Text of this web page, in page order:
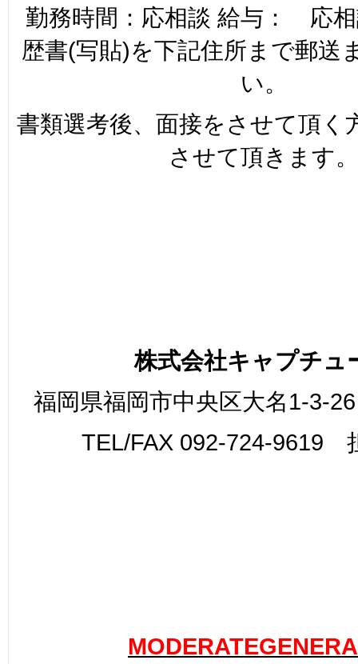
勤務時間：応相談 給与： 応
歴書(写貼)を下記住所まで郵送
い。
書類選考後、面接をさせて頂く
させて頂きます。
株式会社キャプチュ
福岡県福岡市中央区大名1-3-
TEL/FAX 092-724-9619